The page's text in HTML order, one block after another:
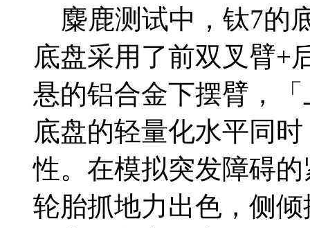
麋鹿测试中，钛7的
底盘采用了前双叉臂+
悬的铝合金下摆臂，
底盘的轻量化水平同
性。在模拟突发障碍
轮胎抓地力出色，侧